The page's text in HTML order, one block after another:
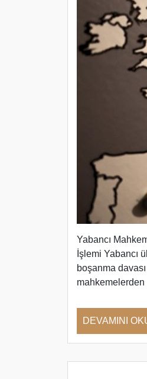
Yabancı
İşlemi Yabancı
boşanma
mahkemelerden
DEVAMINI